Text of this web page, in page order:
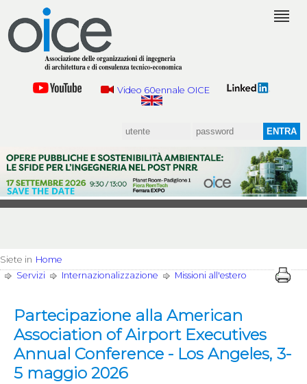
Video 60ennale OICE
Siete in Home
Servizi
Internazionalizzazione Missioni all'estero
Partecipazione alla American
Association of Airport Executives
Annual Conference - Los Angeles, 3-
5 maggio 2026